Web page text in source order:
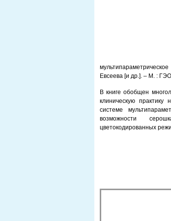
Евсеева [и др.]. – М. :
В книге обобщен
клиническую практику
системе
возможности
цветокодированных